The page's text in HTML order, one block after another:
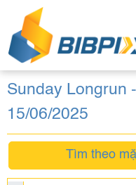
Sunday Longrun
15/06/2025
Tìm theo